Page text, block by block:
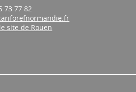
73 77 82
site de Rouen